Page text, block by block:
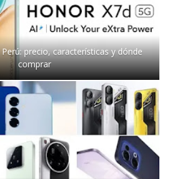
Perú: precio, características y dónde
comprar